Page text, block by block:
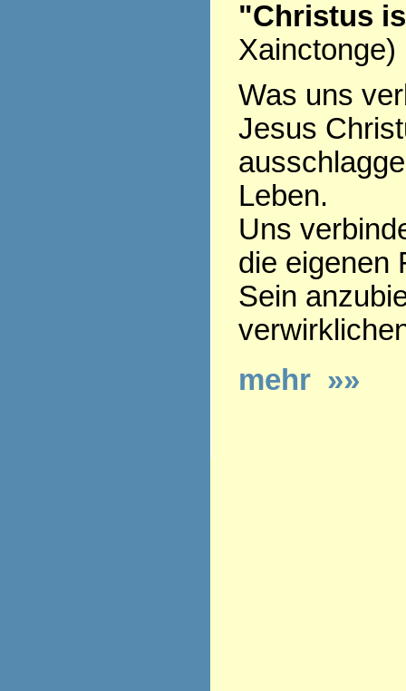
"Christus
Xainctonge)
Was uns
Jesus
Leben.
Uns
die eigenen
Sein
mehr »»